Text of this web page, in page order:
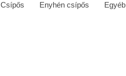
Csípős Enyhén csípős Egyéb